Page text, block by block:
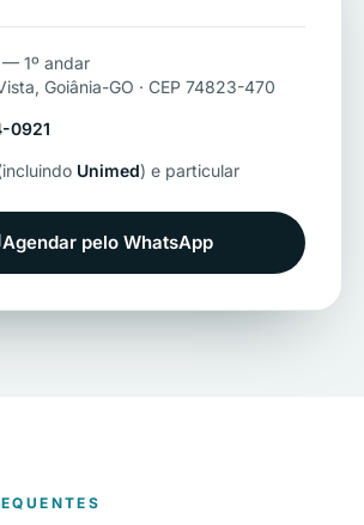
— 1º andar
Goiânia-GO · CEP 74823-470
0921
Unimed) e particular
Agendar pelo WhatsApp